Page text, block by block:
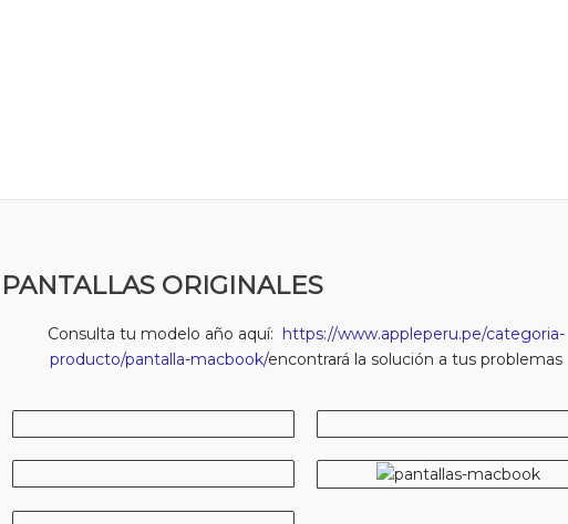
PANTALLAS ORIGINALES
Consulta tu modelo año aquí: https://www.appleperu.pe/categoria-
producto/pantalla-macbook/encontrará la solución a tus problemas